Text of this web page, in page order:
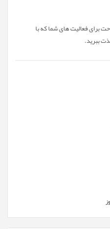
برای فعالیت های شما که با
ببرید.